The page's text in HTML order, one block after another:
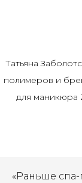
Татьяна
полимеров и
для маникюра
«Раньше